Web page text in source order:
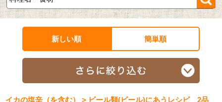
新しい順 簡単順
イカの塩辛（を含む） > ビール類(ビール)にあうレシピ 2品